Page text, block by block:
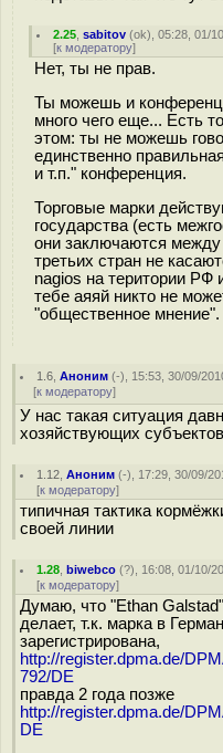
2.25 ,sabitov (ok), 05:28, 01/
[к модератору]
Нет, ты не прав.
Ты можешь и
много чего еще... Есть
этом: ты не можешь
единственно
и т.п." конференция.
Торговые марки
государства (есть
они заключаются
третьих стран не
nagios на територии
тебе аяяй никто не
"общественное мнение".
1.6 ,Аноним (-), 15:53, 30/09/
[к модератору]
У нас такая ситуация
хозяйствующих
1.12 ,Аноним (-), 17:29, 30/09/
[к модератору]
типичная тактика
своей линии
1.28 ,biwebco (?), 16:08, 01/10/
[к модератору]
Думаю, что "Ethan
делает, т.к. марка в
зарегистрирована,
http://register.dpma.de/
792/DE
правда 2 года позже
http://register.dpma.de/
DE